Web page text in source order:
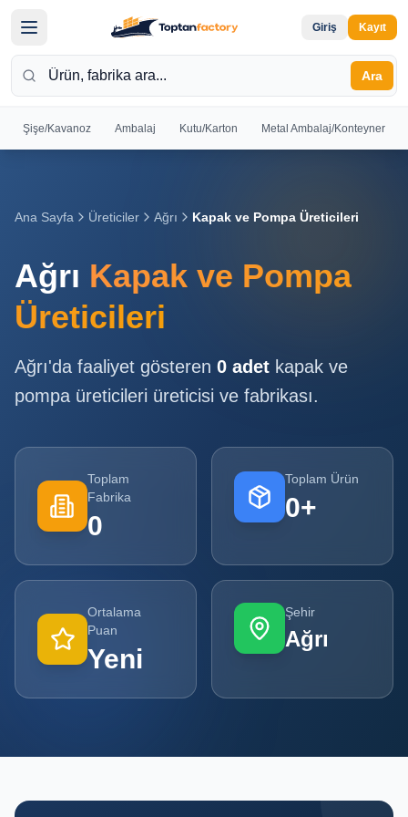
Giriş Kayıt
Ara
Şişe/Kavanoz Ambalaj Kutu/Karton Metal Ambalaj/Konteyner
Giriş yapın
Giriş
Yap
Ol
Ana
Sayfa
Tüm
Ürünler
Kampanyalar
POPÜLER
KATEGORILER
Ana Sayfa Üreticiler Ağrı Kapak ve Pompa Üreticileri
Ağrı Kapak ve Pompa
Üreticileri
Ağrı'da faaliyet gösteren 0 adet kapak ve
pompa üreticileri üreticisi ve fabrikası.
Toplam
Fabrika
0
Toplam Ürün
0+
Ortalama
Puan
Yeni
Şehir
Ağrı